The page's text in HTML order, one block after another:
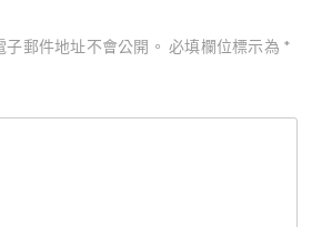
郵件地址不會公開。 必填欄位標示為 *